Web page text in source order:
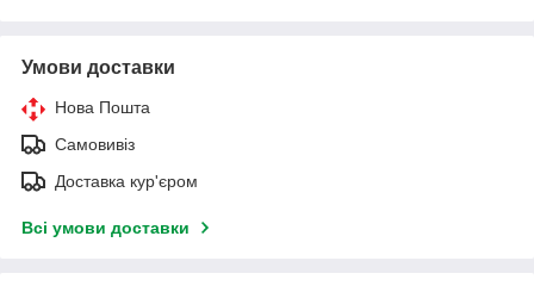
Умови доставки
Нова Пошта
Самовивіз
Доставка кур'єром
Всі умови доставки